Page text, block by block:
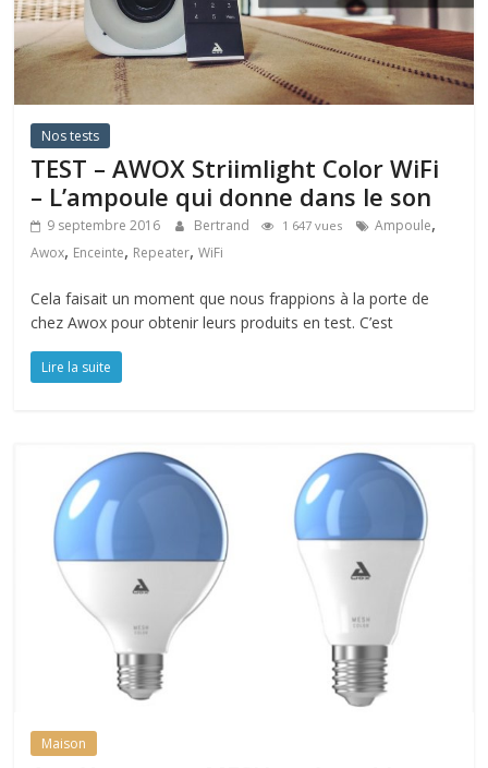
Nos tests
TEST – AWOX Striimlight Color WiFi
– L’ampoule qui donne dans le son
9 septembre 2016 Bertrand 1 647 vues Ampoule,
Awox, Enceinte, Repeater,WiFi
Cela faisait un moment que nous frappions à la porte de
chez Awox pour obtenir leurs produits en test. C’est
Lire la suite
Maison